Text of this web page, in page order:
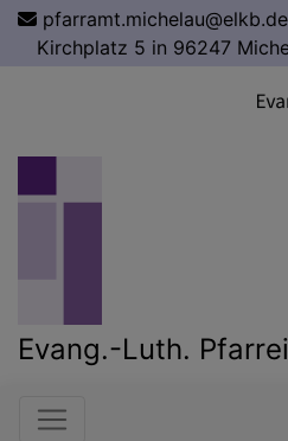
Direktpfarramt.michelau@elkb.de
Kirchplatz 5 in 96247
Evang.-Luth.